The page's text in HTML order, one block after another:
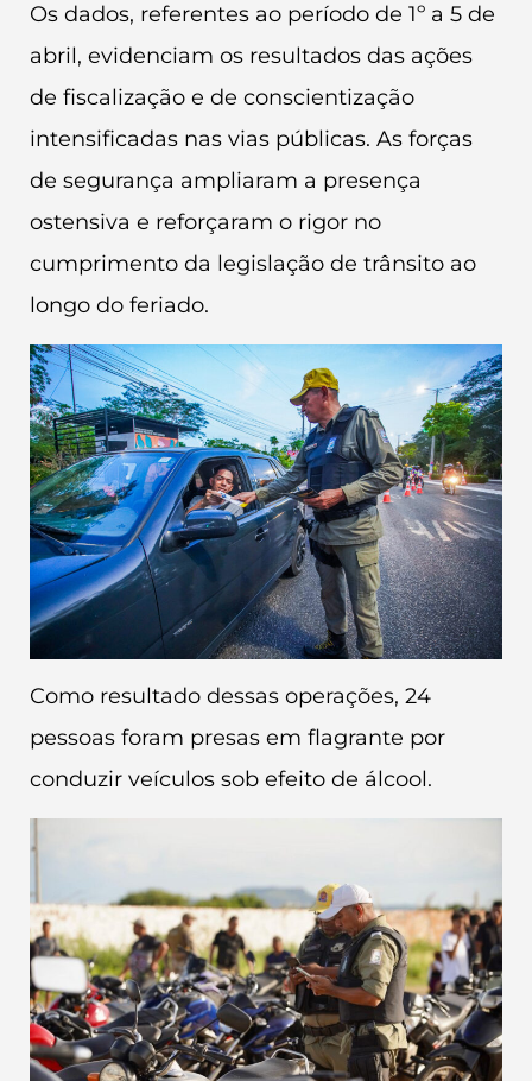
Os dados, referentes ao período de 1º a 5 de
abril, evidenciam os resultados das ações
de fiscalização e de conscientização
intensificadas nas vias públicas. As forças
de segurança ampliaram a presença
ostensiva e reforçaram o rigor no
cumprimento da legislação de trânsito ao
longo do feriado.
Como resultado dessas operações, 24
pessoas foram presas em flagrante por
conduzir veículos sob efeito de álcool.